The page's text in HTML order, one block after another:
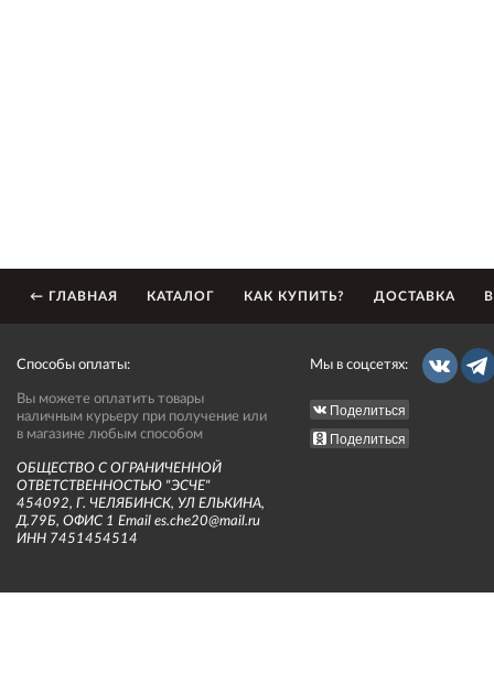
← ГЛАВНАЯ КАТАЛОГ КАК КУПИТЬ? ДОСТАВКА
Способы оплаты:
Вы можете оплатить товары
наличным курьеру при получение или
в магазине любым способом
ОБЩЕСТВО С ОГРАНИЧЕННОЙ
ОТВЕТСТВЕННОСТЬЮ "ЭСЧЕ"
454092, Г. ЧЕЛЯБИНСК, УЛ ЕЛЬКИНА,
Д.79Б, ОФИС 1 Email es.che20@mail.ru
ИНН 7451454514
Мы в соцсетях:
Поделиться
Поделиться